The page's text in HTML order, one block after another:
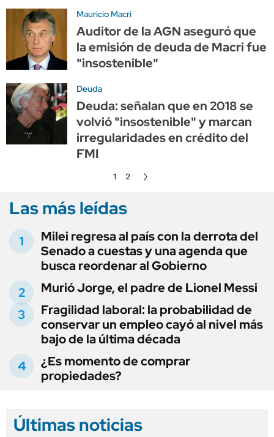
Mauricio Macri
Auditor de la AGN aseguró que
la emisión de deuda de Macri fue
"insostenible"
Deuda
Deuda: señalan que en 2018 se
volvió "insostenible" y marcan
irregularidades en crédito del
FMI
1 2
Las más leídas
Milei regresa al país con la derrota del
Senado a cuestas y una agenda que
busca reordenar al Gobierno
Murió Jorge, el padre de Lionel Messi
Fragilidad laboral: la probabilidad de
conservar un empleo cayó al nivel más
bajo de la última década
¿Es momento de comprar
propiedades?
Últimas noticias